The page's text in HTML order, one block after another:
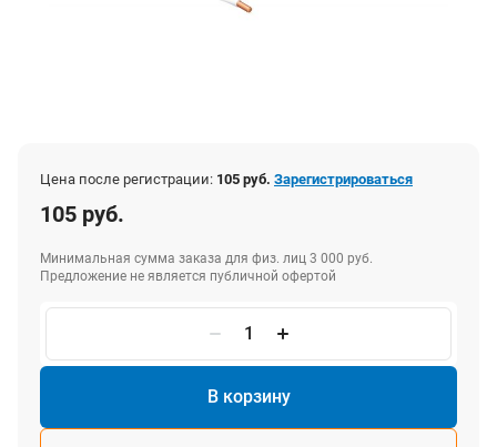
Цена после регистрации: 105 руб. Зарегистрироваться
105 руб.
Минимальная сумма заказа для физ. лиц 3 000 руб.
Предложение не является публичной офертой
В корзину